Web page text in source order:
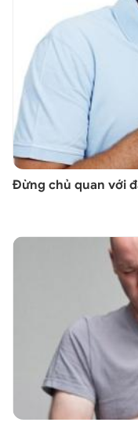
Đừng chủ quan với